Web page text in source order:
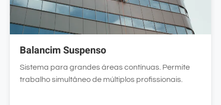
Balancim Suspenso
Sistema para grandes áreas contínuas. Permite
trabalho simultâneo de múltiplos profissionais.